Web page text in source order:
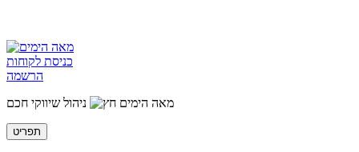
כניסת לקוחות
הרשמה
מאה הימים
ניהול שיווקי חכם
תפריט